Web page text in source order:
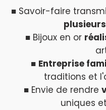
■ Savoir-faire
■ Bijoux en or
■ Entreprise
traditions et
■ Envie de rendre
uniques